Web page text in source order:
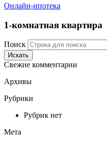
Онлайн-ипотека
1-комнатная квартира
Поиск
Искать
Свежие комментарии
Архивы
Рубрики
Рубрик нет
Мета